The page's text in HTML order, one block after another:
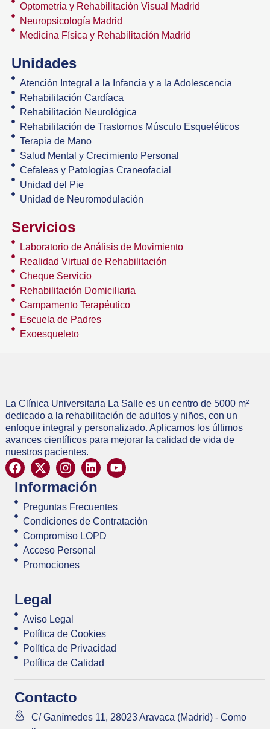
Optometría y Rehabilitación Visual Madrid
Neuropsicología Madrid
Medicina Física y Rehabilitación Madrid
Unidades
Atención Integral a la Infancia y a la Adolescencia
Rehabilitación Cardíaca
Rehabilitación Neurológica
Rehabilitación de Trastornos Músculo Esqueléticos
Terapia de Mano
Salud Mental y Crecimiento Personal
Cefaleas y Patologías Craneofacial
Unidad del Pie
Unidad de Neuromodulación
Servicios
Laboratorio de Análisis de Movimiento
Realidad Virtual de Rehabilitación
Cheque Servicio
Rehabilitación Domiciliaria
Campamento Terapéutico
Escuela de Padres
Exoesqueleto
La Clínica Universitaria La Salle es un centro de 5000 m²
dedicado a la rehabilitación de adultos y niños, con un
enfoque integral y personalizado. Aplicamos los últimos
avances científicos para mejorar la calidad de vida de
nuestros pacientes.
Información
Preguntas Frecuentes
Condiciones de Contratación
Compromiso LOPD
Acceso Personal
Promociones
Legal
Aviso Legal
Política de Cookies
Política de Privacidad
Política de Calidad
Contacto
C/ Ganímedes 11, 28023 Aravaca (Madrid) - Como